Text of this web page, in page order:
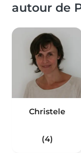
autour de
Christele
(4)